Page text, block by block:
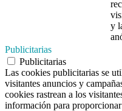
y
Publicitarias
Publicitarias
Las cookies publicitarias se
visitantes anuncios y
cookies rastrean a los
información para